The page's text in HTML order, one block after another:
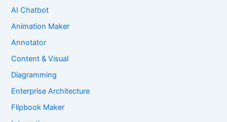
AI Chatbot
Animation Maker
Annotator
Content & Visual
Diagramming
Enterprise Architecture
Flipbook Maker